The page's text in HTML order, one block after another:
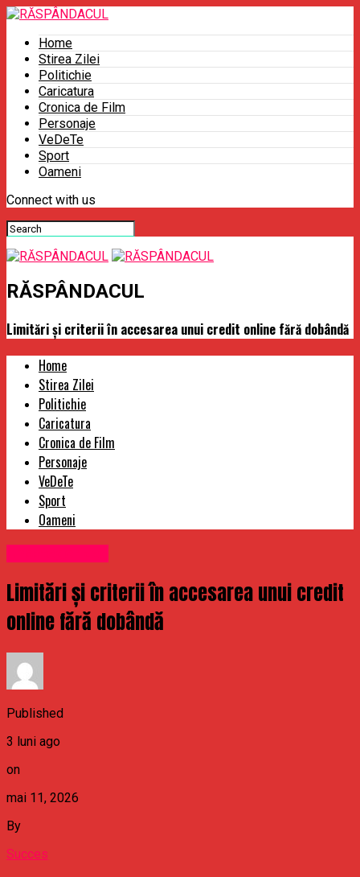
Home
Stirea Zilei
Politichie
Caricatura
Cronica de Film
Personaje
VeDeTe
Sport
Oameni
Connect with us
RĂSPÂNDACUL
Limitări și criterii în accesarea unui credit online fără dobândă
Home
Stirea Zilei
Politichie
Caricatura
Cronica de Film
Personaje
VeDeTe
Sport
Oameni
Limitări și criterii în accesarea unui credit
online fără dobândă
Published
3 luni ago
on
mai 11, 2026
By
Succes